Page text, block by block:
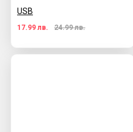
USB
17.99 лв. 24.99 лв.